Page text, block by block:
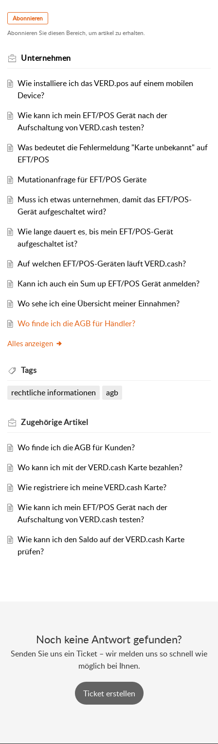
Abonnieren
Abonnieren Sie diesen Bereich, um artikel zu erhalten.
Unternehmen
Wie installiere ich das VERD.pos auf einem mobilen
Device?
Wie kann ich mein EFT/POS Gerät nach der
Aufschaltung von VERD.cash testen?
Was bedeutet die Fehlermeldung "Karte unbekannt" auf
EFT/POS
Mutationanfrage für EFT/POS Geräte
Muss ich etwas unternehmen, damit das EFT/POS-
Gerät aufgeschaltet wird?
Wie lange dauert es, bis mein EFT/POS-Gerät
aufgeschaltet ist?
Auf welchen EFT/POS-Geräten läuft VERD.cash?
Kann ich auch ein Sum up EFT/POS Gerät anmelden?
Wo sehe ich eine Übersicht meiner Einnahmen?
Wo finde ich die AGB für Händler?
Alles anzeigen
Tags
rechtliche informationen agb
ZugehörigeArtikel
Wo finde ich die AGB für Kunden?
Wo kann ich mit der VERD.cash Karte bezahlen?
Wie registriere ich meine VERD.cash Karte?
Wie kann ich mein EFT/POS Gerät nach der
Aufschaltung von VERD.cash testen?
Wie kann ich den Saldo auf der VERD.cash Karte
prüfen?
Noch keine Antwort gefunden?
Senden Sie uns ein Ticket – wir melden uns so schnell wie
möglich bei Ihnen.
Ticket erstellen